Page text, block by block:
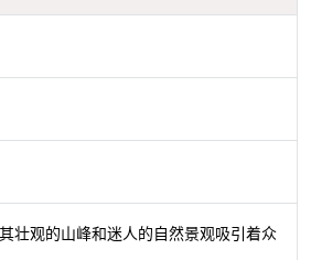
壮观的山峰和迷人的自然景观吸引着众